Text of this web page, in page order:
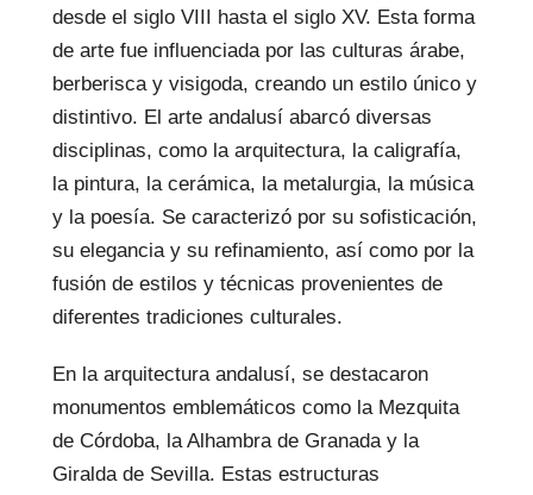
desde el siglo VIII hasta el siglo XV. Esta forma
de arte fue influenciada por las culturas árabe,
berberisca y visigoda, creando un estilo único y
distintivo. El arte andalusí abarcó diversas
disciplinas, como la arquitectura, la caligrafía,
la pintura, la cerámica, la metalurgia, la música
y la poesía. Se caracterizó por su sofisticación,
su elegancia y su refinamiento, así como por la
fusión de estilos y técnicas provenientes de
diferentes tradiciones culturales.
En la arquitectura andalusí, se destacaron
monumentos emblemáticos como la Mezquita
de Córdoba, la Alhambra de Granada y la
Giralda de Sevilla. Estas estructuras